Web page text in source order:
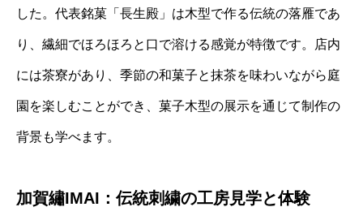
した。代表銘菓「長生殿」は木型で作る伝統の落雁であ
り、繊細でほろほろと口で溶ける感覚が特徴です。店内
には茶寮があり、季節の和菓子と抹茶を味わいながら庭
園を楽しむことができ、菓子木型の展示を通じて制作の
背景も学べます。
加賀繡IMAI：伝統刺繍の工房見学と体験